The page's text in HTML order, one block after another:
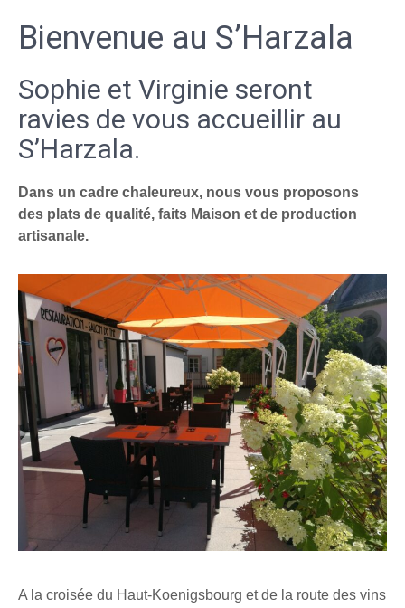
Bienvenue au S’Harzala
Sophie et Virginie seront
ravies de vous accueillir au
S’Harzala.
Dans un cadre chaleureux, nous vous proposons
des plats de qualité, faits Maison et de production
artisanale.
A la croisée du Haut-Koenigsbourg et de la route des vins